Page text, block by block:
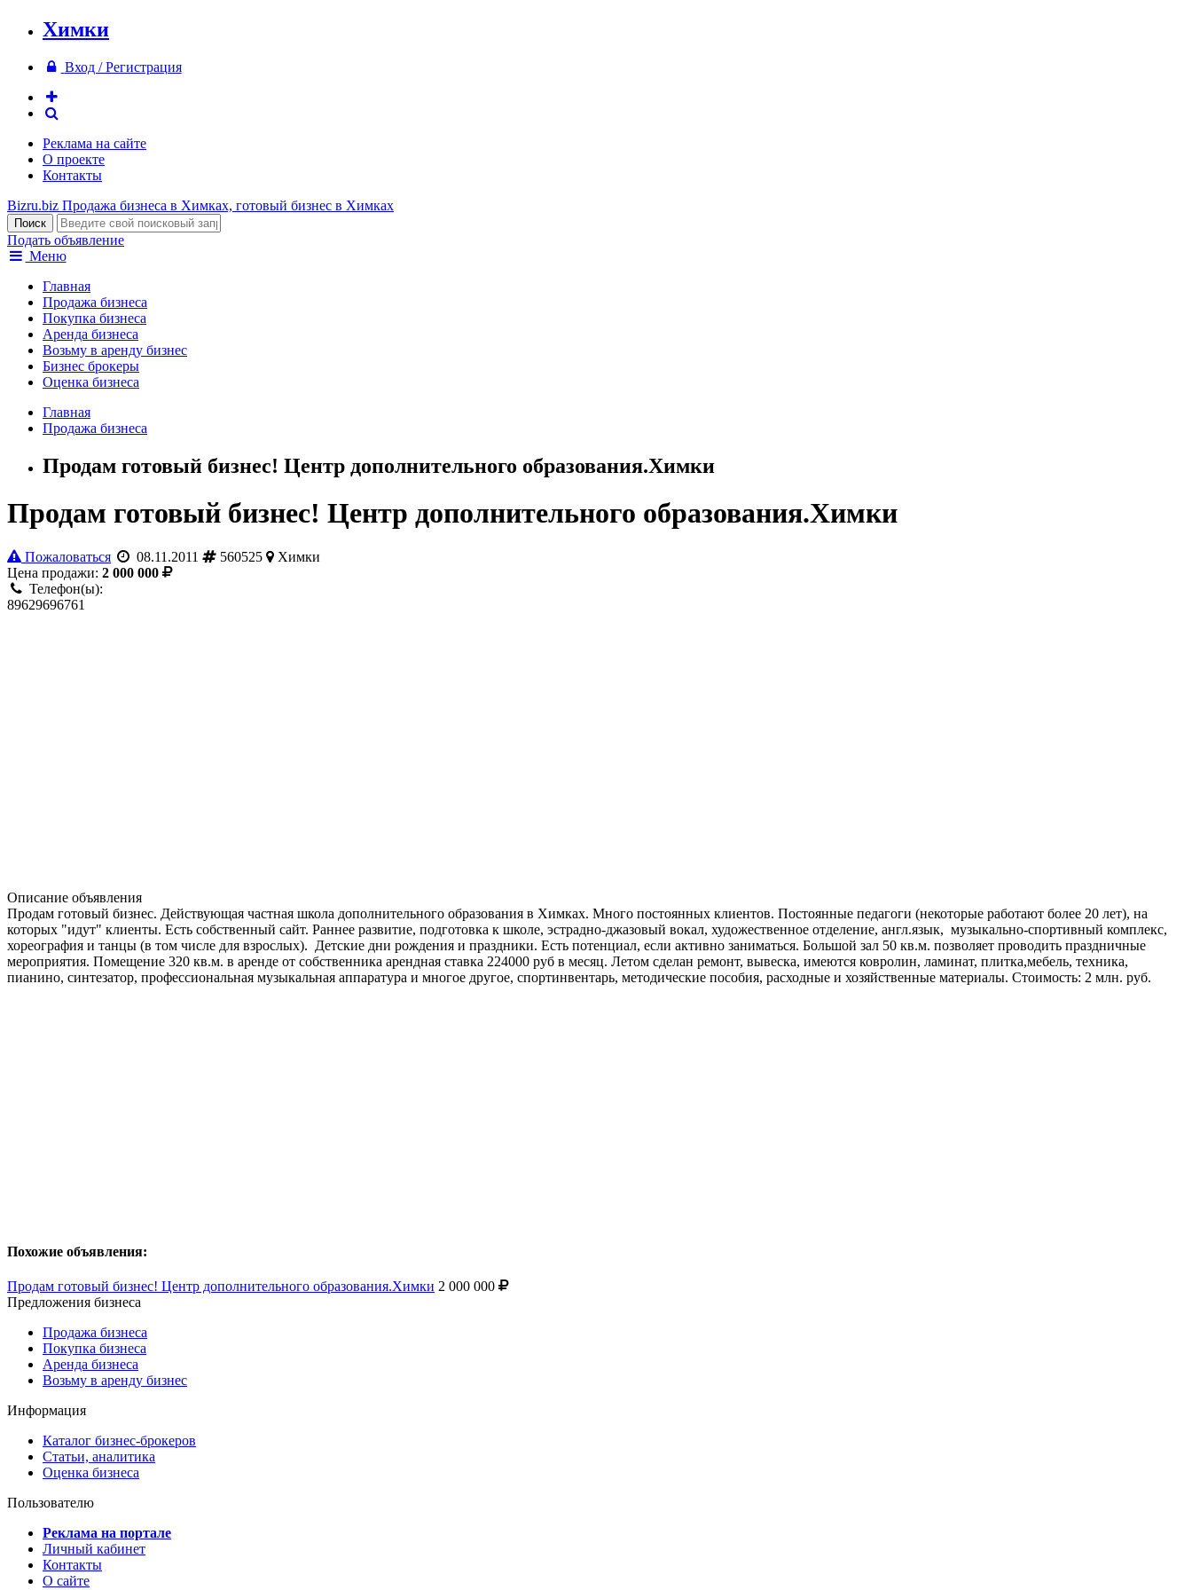
Химки
Вход / Регистрация
Реклама на сайте
О проекте
Контакты
Bizru.biz Продажа бизнеса в Химках, готовый бизнес в Химках
Подать объявление
Меню
Главная
Продажа бизнеса
Покупка бизнеса
Аренда бизнеса
Возьму в аренду бизнес
Бизнес брокеры
Оценка бизнеса
Главная
Продажа бизнеса
Продам готовый бизнес! Центр дополнительного образования.Химки
Продам готовый бизнес! Центр дополнительного образования.Химки
Пожаловаться 08.11.2011 560525
Химки
Цена продажи: 2 000 000
Телефон(ы):
89629696761
Описание объявления
Продам готовый бизнес. Действующая частная школа дополнительного образования в Химках. Много постоянных клиентов. Постоянные педагоги (некоторые работают более 20 лет), на
которых "идут" клиенты. Есть собственный сайт. Раннее развитие, подготовка к школе, эстрадно-джазовый вокал, художественное отделение, англ.язык, музыкально-спортивный комплекс,
хореография и танцы (в том числе для взрослых). Детские дни рождения и праздники. Есть потенциал, если активно заниматься. Большой зал 50 кв.м. позволяет проводить праздничные
мероприятия. Помещение 320 кв.м. в аренде от собственника арендная ставка 224000 руб в месяц. Летом сделан ремонт, вывеска, имеются ковролин, ламинат, плитка,мебель, техника,
пианино, синтезатор, профессиональная музыкальная аппаратура и многое другое, спортинвентарь, методические пособия, расходные и хозяйственные материалы. Стоимость: 2 млн. руб.
Похожие объявления:
Продам готовый бизнес! Центр дополнительного образования.Химки 2 000 000
Предложения бизнеса
Продажа бизнеса
Покупка бизнеса
Аренда бизнеса
Возьму в аренду бизнес
Информация
Каталог бизнес-брокеров
Статьи, аналитика
Оценка бизнеса
Пользователю
Реклама на портале
Личный кабинет
Контакты
О сайте